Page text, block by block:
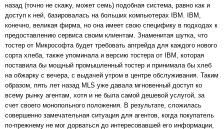
назад (точно не скажу, может семь) подобная система, равно как и
доступ к ней, базировалась на больших компьютерах IBM. IBM,
конечно, великая фирма, но она имеет свою специфику в подходах к
предоставлению сервиса своим клиентам. Знаменитая шутка, что
тостер от Микрософта будет требовать апгрейда для каждого нового
сорта хлеба, также упоминала и версию тостера от IBM, которая
поставила бы мощный промышленный тостер и принимала бы хлеб
на обжарку с вечера, с выдачей утром в центре обслуживания. Таким
образом, пять лет назад MLS уже давала мгновенный доступ ко
всему рынку агентам, хотя и не была самой дешевой услугой, за
счет своего монопольного положения. В результате, сложилась
совершенно замечательная ситуация для агентов, когда покупатель
по-прежнему не мог дорваться до интересовавшей его информации,